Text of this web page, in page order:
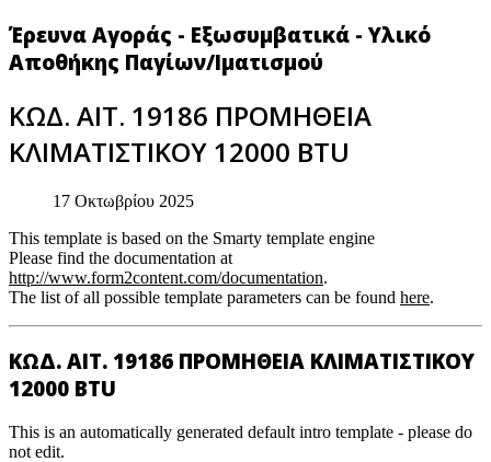
Έρευνα Αγοράς - Εξωσυμβατικά - Υλικό
Αποθήκης Παγίων/Ιματισμού
ΚΩΔ. ΑΙΤ. 19186 ΠΡΟΜΗΘΕΙΑ
ΚΛΙΜΑΤΙΣΤΙΚΟΥ 12000 BTU
17 Οκτωβρίου 2025
This template is based on the Smarty template engine
Please find the documentation at
http://www.form2content.com/documentation.
The list of all possible template parameters can be found here.
ΚΩΔ. ΑΙΤ. 19186 ΠΡΟΜΗΘΕΙΑ ΚΛΙΜΑΤΙΣΤΙΚΟΥ
12000 BTU
This is an automatically generated default intro template - please do
not edit.